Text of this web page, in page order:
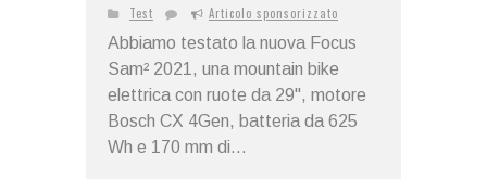
Test
Articolo sponsorizzato
Abbiamo testato la nuova Focus
Sam² 2021, una mountain bike
elettrica con ruote da 29", motore
Bosch CX 4Gen, batteria da 625
Wh e 170 mm di...